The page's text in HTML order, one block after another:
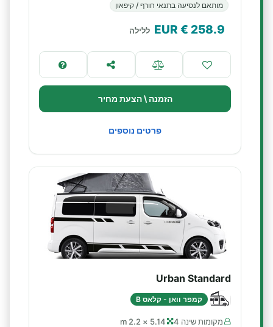
מותאם לנסיעה בתנאי חורף / קיפאון
258.9
€ EUR ללילה
הזמנה \ הצעת מחיר
פרטים נוספים
Urban Standard
קמפר וואן - קלאס B
מקומות שינה 4 5.14 × 2.2 m